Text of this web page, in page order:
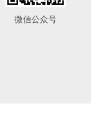
微信公众号
新阳电子交